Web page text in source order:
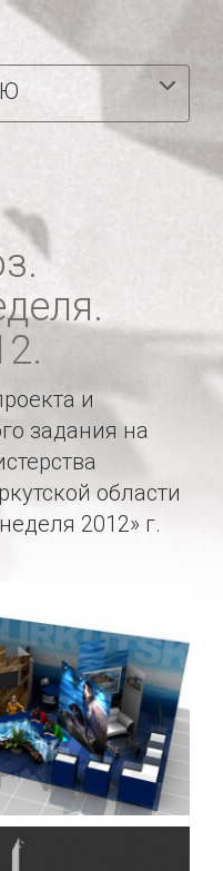
и
задания на
области
2012» г.